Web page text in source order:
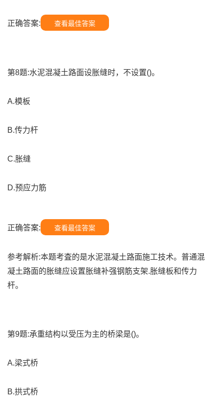
正确答案: 查看最佳答案
第8题:水泥混凝土路面设胀缝时，不设置()。
A.模板
B.传力杆
C.胀缝
D.预应力筋
正确答案: 查看最佳答案
参考解析:本题考査的是水泥混凝土路面施工技术。普通混
凝土路面的胀缝应设置胀缝补强钢筋支架.胀缝板和传力
杆。
第9题:承重结构以受压为主的桥梁是()。
A.梁式桥
B.拱式桥